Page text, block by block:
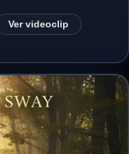
Ver videoclip